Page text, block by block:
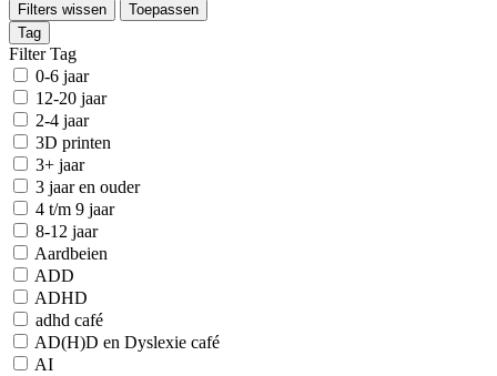
Filters wissen
Toepassen
Tag
Filter Tag
0-6 jaar
12-20 jaar
2-4 jaar
3D printen
3+ jaar
3 jaar en ouder
4 t/m 9 jaar
8-12 jaar
Aardbeien
ADD
ADHD
adhd café
AD(H)D en Dyslexie café
AI